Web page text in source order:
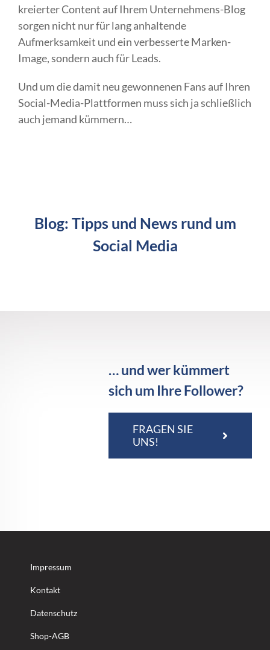
kreierter Content auf Ihrem Unternehmens-Blog
sorgen nicht nur für lang anhaltende
Aufmerksamkeit und ein verbesserte Marken-
Image, sondern auch für Leads.
Und um die damit neu gewonnenen Fans auf Ihren
Social-Media-Plattformen muss sich ja schließlich
auch jemand kümmern…
Blog: Tipps und News rund um
Social Media
… und wer kümmert
sich um Ihre Follower?
FRAGEN SIE
UNS!
Impressum
Kontakt
Datenschutz
Shop-AGB